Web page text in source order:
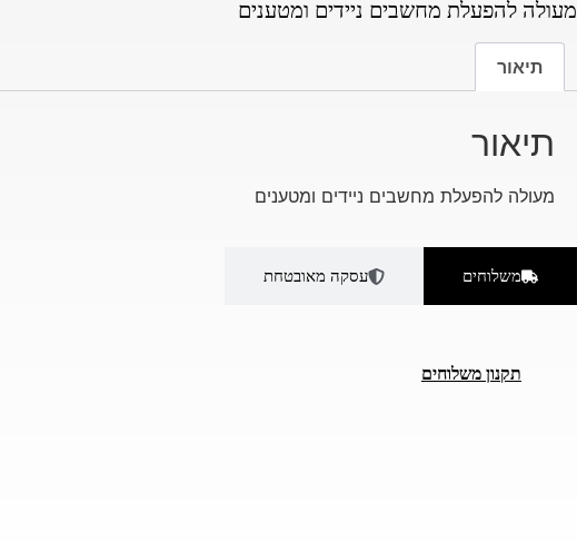
מעולה להפעלת מחשבים ניידים ומטענים
תיאור
תיאור
מעולה להפעלת מחשבים ניידים ומטענים
משלוחים עסקה מאובטחת
תקנון משלוחים